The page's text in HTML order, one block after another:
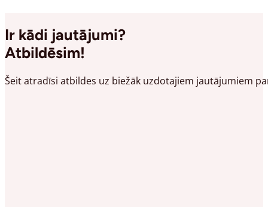
Ir kādi jautājumi?
Atbildēsim!
Šeit atradīsi atbildes uz biežāk uzdotajiem jautājumiem